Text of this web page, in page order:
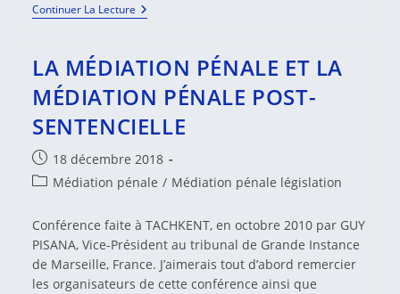
Continuer La LectureLa
Tentative
Familiale
Préalable
Obligatoire
(TMFPO)
LA MÉDIATION PÉNALE ET LA
MÉDIATION PÉNALE POST-
SENTENCIELLE
Publication
publiée :
18 décembre 2018
PostMédiation pénale / Médiation pénale législation
Conférence faite à TACHKENT, en octobre 2010 par GUY
PISANA, Vice-Président au tribunal de Grande Instance
de Marseille, France. J’aimerais tout d’abord remercier
les organisateurs de cette conférence ainsi que